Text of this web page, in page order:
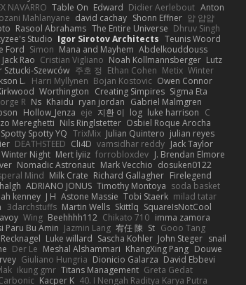
NAVARRO Table On Edward Didier Aerlebout Anton
Mahlanyane david cachay Shonn Effner 얍 얍얍
Rasool Abrahams The Entire Universe Dhruv Singh
Studio Igor Sirotov Architects Teunis Woord
Ford Simon Mana and Mayhem Abdelkouddouss
Jack Rao Cristian Vigliano Noah Kollmannsberger Lutz
Sztucki-Szewców 주호 정 Ethan Cohen Metix Winter
L. Harri Myllynen Bojan Kostovic Owen Connor
Worthington Creating Simpires Sigma Eta
R Ns Khaidu ryan jordan Gabriel Malmgren
Hollow_Jenza eje 지환 이 log luke harrison C
Mereghetti Nils Ringlstetter Osbiel Roque Arocha
Spotty Spotty YQ TrixMix Julian Quintero julian reyes
DEATHSTEED Cli4D vamsidhar reddy Jack Taylor
Winter Night Mert İyiiz forrobloxdev J. Brendan Elmore
Nomadic Astronaut Mark Vecchio dosuken0122
Mind Milk Crate Richard Gallagher Firelegend
ADRIANO JONUS Timothy Montoya soda basket
kenney J H Astone Massie Tobi Staerk milad tatar
3darchstuffs Martin Wells Skittlq SquareIsNotCool
Wing Beehhhh112 Chikato 710 imma zamora
Paru Bu Amin Jazmin Lang 宥任 陳 St Gooo Tang
Luke willard Sascha Kohler John Steger snail
Der Le Meshal Alshammari KhangXing Pang Douwe
Giuliano Hungria Dionicio Galarza David Ebbevi
ikung gmr Titans Management Greta Gedat
Kacper K 40. I Nengah Raditya Karya Putra